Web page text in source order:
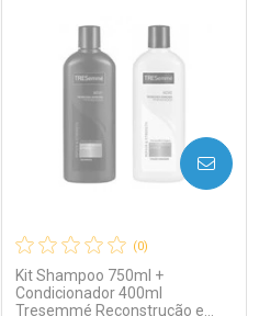
Laboratório
Por Menos
(0)
Kit Shampoo 750ml +
Condicionador 400ml
Tresemmé Reconstrução e
AVISE-ME